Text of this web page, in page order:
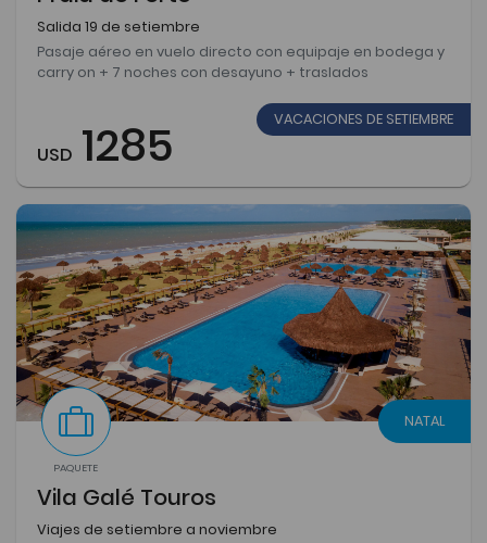
Salida 19 de setiembre
Pasaje aéreo en vuelo directo con equipaje en bodega y
carry on + 7 noches con desayuno + traslados
VACACIONES DE SETIEMBRE
USD 1285
PAQUETE
NATAL
Vila Galé Touros
Viajes de setiembre a noviembre